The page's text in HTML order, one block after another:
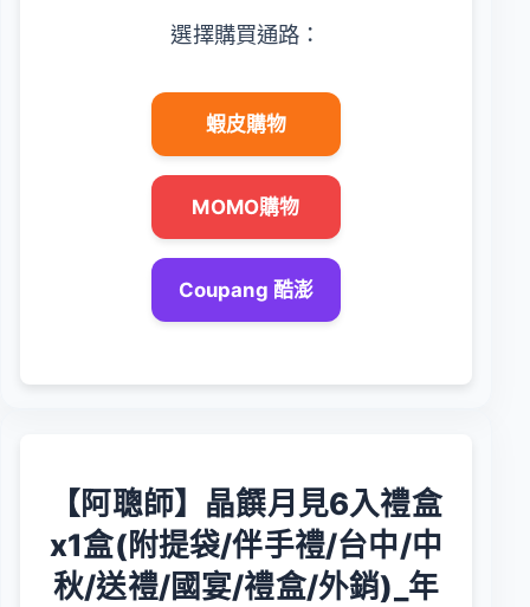
選擇購買通路：
蝦皮購物
MOMO購物
Coupang 酷澎
【阿聰師】晶饌月見6入禮盒
x1盒(附提袋/伴手禮/台中/中
秋/送禮/國宴/禮盒/外銷)_年